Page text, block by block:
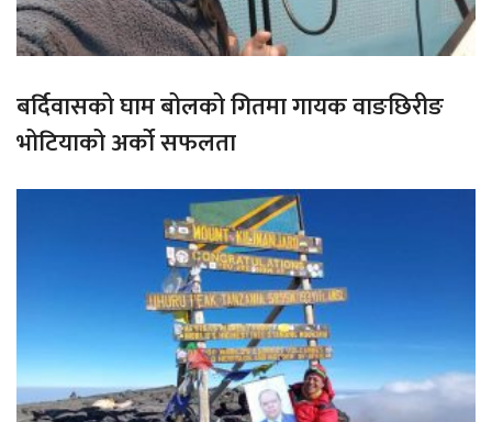
बर्दिवासको घाम बोलको गितमा गायक वाङछिरीङ
भोटियाको अर्को सफलता